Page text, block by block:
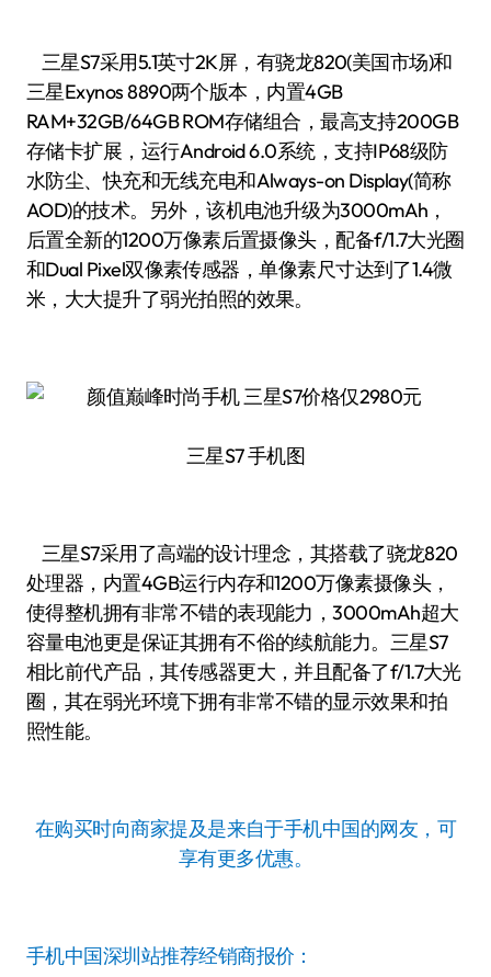
三星S7采用5.1英寸2K屏，有骁龙820(美国市场)和
三星Exynos 8890两个版本，内置4GB
RAM+32GB/64GB ROM存储组合，最高支持200GB
存储卡扩展，运行Android 6.0系统，支持IP68级防
水防尘、快充和无线充电和Always-on Display(简称
AOD)的技术。另外，该机电池升级为3000mAh，
后置全新的1200万像素后置摄像头，配备f/1.7大光圈
和Dual Pixel双像素传感器，单像素尺寸达到了1.4微
米，大大提升了弱光拍照的效果。
三星S7 手机图
三星S7采用了高端的设计理念，其搭载了骁龙820
处理器，内置4GB运行内存和1200万像素摄像头，
使得整机拥有非常不错的表现能力，3000mAh超大
容量电池更是保证其拥有不俗的续航能力。三星S7
相比前代产品，其传感器更大，并且配备了f/1.7大光
圈，其在弱光环境下拥有非常不错的显示效果和拍
照性能。
在购买时向商家提及是来自于手机中国的网友，可
享有更多优惠。
手机中国深圳站推荐经销商报价：